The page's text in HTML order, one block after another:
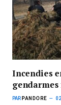
Incendies
PAR PANDORE